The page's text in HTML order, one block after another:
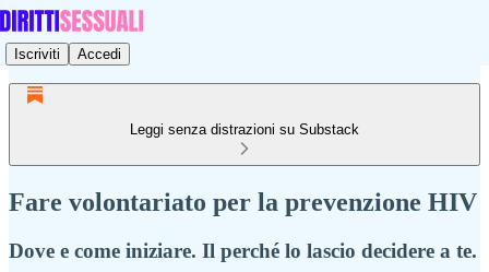
Iscriviti Accedi
Leggi senza distrazioni su Substack
Fare volontariato per la prevenzione HIV
Dove e come iniziare. Il perché lo lascio decidere a te.